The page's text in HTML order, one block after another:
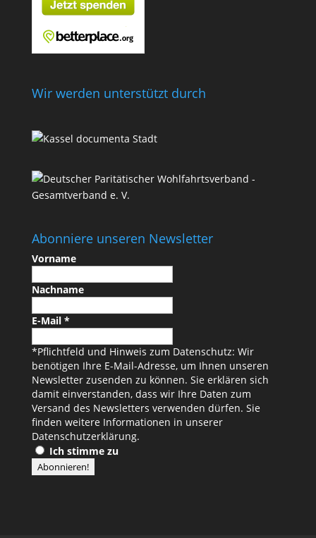
Wir werden unterstützt durch
Abonniere unseren Newsletter
Vorname
Nachname
E-Mail *
*Pflichtfeld und Hinweis zum Datenschutz: Wir
benötigen Ihre E-Mail-Adresse, um Ihnen unseren
Newsletter zusenden zu können. Sie erklären sich
damit einverstanden, dass wir Ihre Daten zum
Versand des Newsletters verwenden dürfen. Sie
finden weitere Informationen in unserer
Datenschutzerklärung.
Ich stimme zu